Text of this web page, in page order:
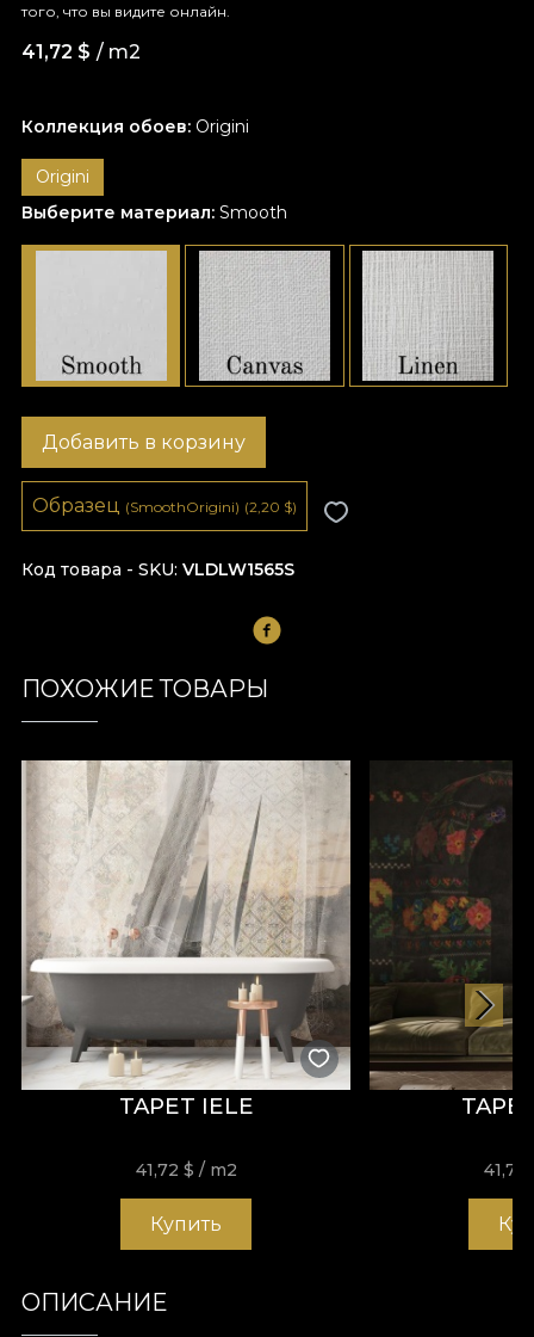
Коллекция обоев: Origini
Origini
Выберите материал: Smooth
того, что вы видите онлайн.
41,72 $ / m2
Код товара - SKU VLDLW1565S
Добавить в корзину
Образец (SmoothOrigini) (2,20 $)
ПОХОЖИЕ ТОВАРЫ
TAPET IELE
41,72 $ / m2
Купить
41,72
ОПИСАНИЕ